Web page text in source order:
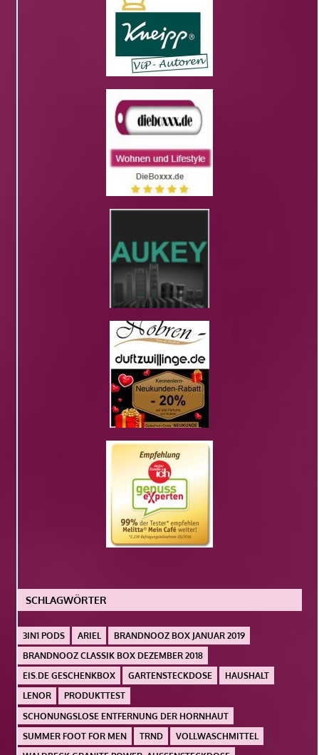
SCHLAGWÖRTER
3IN1 PODS ARIEL
BRANDNOOZ BOX JANUAR 2019
BRANDNOOZ CLASSIK BOX DEZEMBER 2018
EIS.DE GESCHENKBOX
GARTENSTECKDOSE
HAUSHALT
LENOR
PRODUKTTEST
SCHONUNGSLOSE ENTFERNUNG DER HORNHAUT
SUMMER FOOT FOR MEN
TRND
VOLLWASCHMITTEL